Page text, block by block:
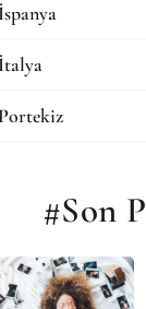
İspanya
İtalya
Portekiz
#Son